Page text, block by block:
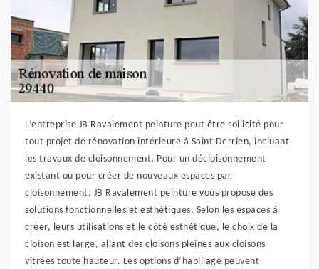
L’entreprise JB Ravalement peinture peut être sollicité pour
tout projet de rénovation intérieure à Saint Derrien, incluant
les travaux de cloisonnement. Pour un décloisonnement
existant ou pour créer de nouveaux espaces par
cloisonnement, JB Ravalement peinture vous propose des
solutions fonctionnelles et esthétiques. Selon les espaces à
créer, leurs utilisations et le côté esthétique, le choix de la
cloison est large, allant des cloisons pleines aux cloisons
vitrées toute hauteur. Les options d’habillage peuvent